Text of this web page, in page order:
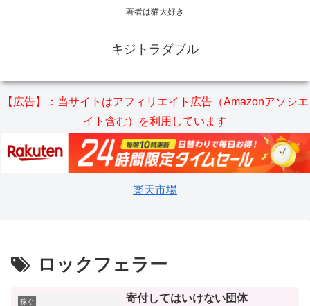
著者は猫大好き
キジトラダブル
【広告】：当サイトはアフィリエイト広告（Amazonアソシエ
イト含む）を利用しています
楽天市場
ロックフェラー
稼ぐ 寄付してはいけない団体